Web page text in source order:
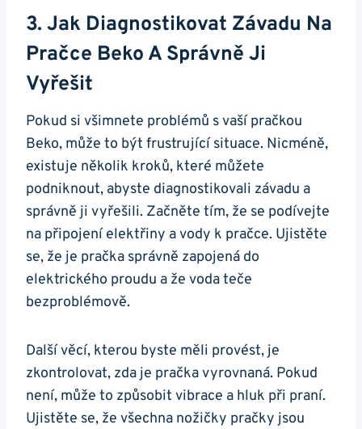
3. Jak Diagnostikovat Závadu Na⁣
Pračce Beko A ‌správně ⁣ji
Vyřešit
Pokud si všimnete⁣ problémů​ s vaší pračkou
Beko, může to být frustrující situace. ‍Nicméně,
existuje několik kroků, ​které můžete
podniknout, abyste diagnostikovali závadu a
správně ji vyřešili. Začněte tím, že ‍se podívejte
na připojení elektřiny ‍a ⁤vody k pračce. ‍Ujistěte
se, že je‌ pračka správně ⁣zapojená do
elektrického ‌proudu a že ⁤voda teče
bezproblémově.
Další věcí, kterou‌ byste měli provést, je
zkontrolovat, zda ‌je pračka vyrovnaná. ‌Pokud​
není, může to způsobit ‌vibrace a hluk při praní.
⁣Ujistěte se, že všechna nožičky pračky jsou